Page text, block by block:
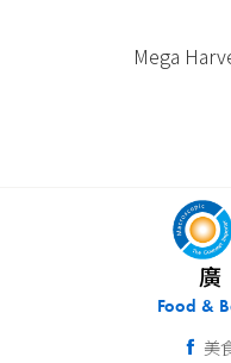
Mega
Food &
美